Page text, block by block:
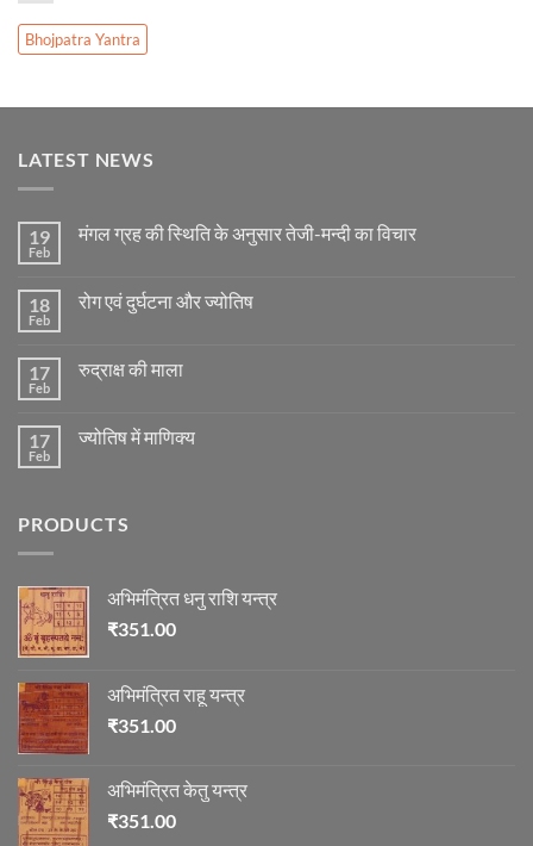
Bhojpatra Yantra
LATEST NEWS
19
Feb
मंगल ग्रह की स्थिति के अनुसार तेजी-मन्दी का विचार
मंगल
के
अनुसार
विचार
18
Feb
रोग एवं दुर्घटना और ज्योतिष
रोग
ज्योतिष
17
Feb
रुद्राक्ष की माला
रुद्राक्ष
17
Feb
ज्योतिष में माणिक्य
में
PRODUCTS
अभिमंत्रित धनु राशि यन्त्र
₹351.00
अभिमंत्रित राहू यन्त्र
₹351.00
अभिमंत्रित केतु यन्त्र
₹351.00